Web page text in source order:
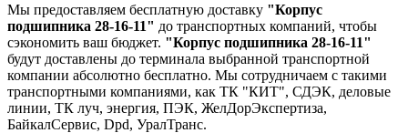
Мы предоставляем бесплатную доставку "Корпус
подшипника 28-16-11" до транспортных компаний, чтобы
сэкономить ваш бюджет. "Корпус подшипника 28-16-11"
будут доставлены до терминала выбранной транспортной
компании абсолютно бесплатно. Мы сотрудничаем с такими
транспортными компаниями, как ТК "КИТ", СДЭК, деловые
линии, ТК луч, энергия, ПЭК, ЖелДорЭкспертиза,
БайкалСервис, Dpd, УралТранс.